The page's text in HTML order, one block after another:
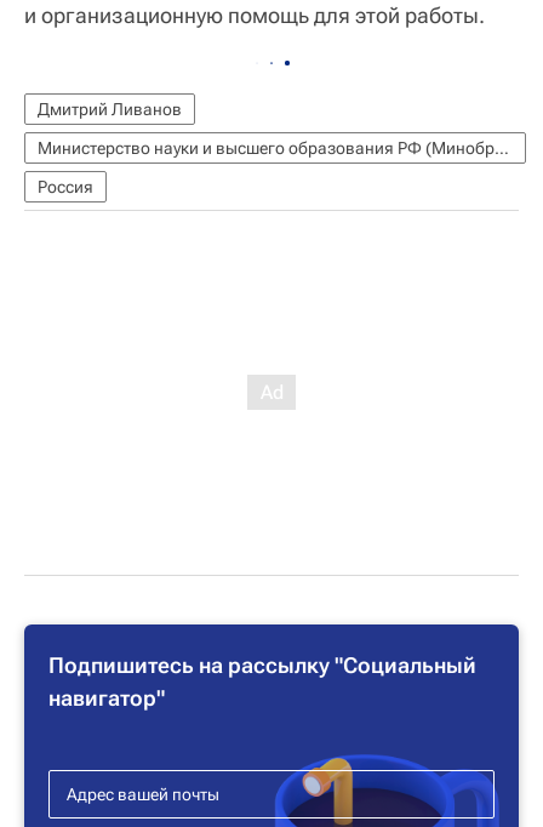
и организационную помощь для этой работы.
Дмитрий Ливанов
Министерство науки и высшего образования РФ (Минобрнауки России)
Россия
Подпишитесь на рассылку "Социальный
навигатор"